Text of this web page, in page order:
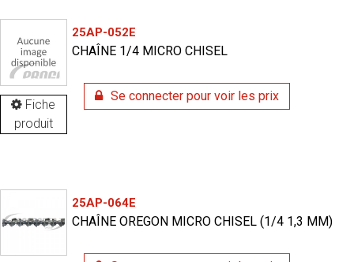
Fiche
produit
25AP-052E
CHAÎNE 1/4 MICRO CHISEL
Se connecter pour voir les prix
25AP-064E
CHAÎNE OREGON MICRO CHISEL (1/4 1,3 MM)